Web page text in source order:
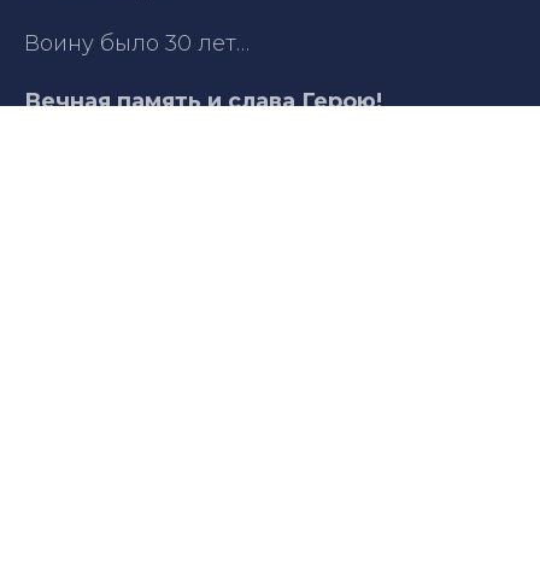
Воину было 30 лет…
Вечная память и слава Герою!